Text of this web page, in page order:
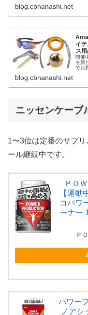
blog.cbnanashi.net
イ
ス
開催
を新
でお
blog.cbnanashi.net
ニッセンケーブ
1〜3位は定番のサプ
ール継続中です。
ＰＯ
【運動
コパワ
ーナー
Ｐ
パワー
ノアシ